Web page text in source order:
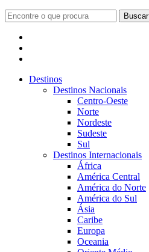
Buscar
Destinos
Destinos Nacionais
Centro-Oeste
Norte
Nordeste
Sudeste
Sul
Destinos Internacionais
África
América Central
América do Norte
América do Sul
Ásia
Caribe
Europa
Oceania